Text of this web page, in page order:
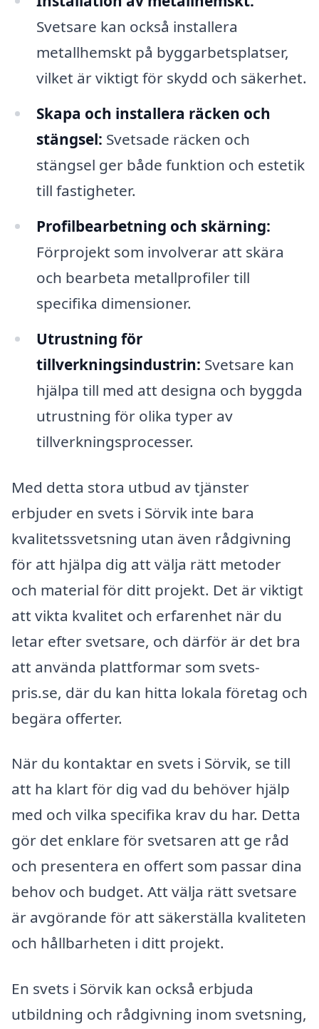
Svetsare kan också installera
metallhemskt på byggarbetsplatser,
vilket är viktigt för skydd och säkerhet.
Skapa och installera räcken och
stängsel: Svetsade räcken och
stängsel ger både funktion och estetik
till fastigheter.
Profilbearbetning och skärning:
Förprojekt som involverar att skära
och bearbeta metallprofiler till
specifika dimensioner.
Utrustning för
tillverkningsindustrin: Svetsare kan
hjälpa till med att designa och byggda
utrustning för olika typer av
tillverkningsprocesser.
Med detta stora utbud av tjänster
erbjuder en svets i Sörvik inte bara
kvalitetssvetsning utan även rådgivning
för att hjälpa dig att välja rätt metoder
och material för ditt projekt. Det är viktigt
att vikta kvalitet och erfarenhet när du
letar efter svetsare, och därför är det bra
att använda plattformar som svets-
pris.se, där du kan hitta lokala företag och
begära offerter.
När du kontaktar en svets i Sörvik, se till
att ha klart för dig vad du behöver hjälp
med och vilka specifika krav du har. Detta
gör det enklare för svetsaren att ge råd
och presentera en offert som passar dina
behov och budget. Att välja rätt svetsare
är avgörande för att säkerställa kvaliteten
och hållbarheten i ditt projekt.
En svets i Sörvik kan också erbjuda
utbildning och rådgivning inom svetsning,